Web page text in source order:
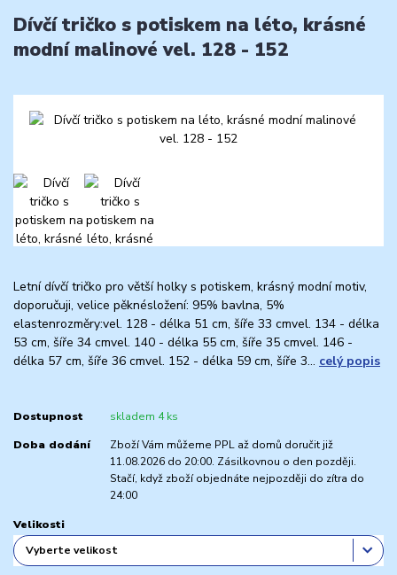
Dívčí tričko s potiskem na léto, krásné
modní malinové vel. 128 - 152
Letní dívčí tričko pro větší holky s potiskem, krásný modní motiv,
doporučuji, velice pěknésložení: 95% bavlna, 5%
elastenrozměry:vel. 128 - délka 51 cm, šíře 33 cmvel. 134 - délka
53 cm, šíře 34 cmvel. 140 - délka 55 cm, šíře 35 cmvel. 146 -
délka 57 cm, šíře 36 cmvel. 152 - délka 59 cm, šíře 3... celý popis
Dostupnost skladem 4 ks
Doba dodání
Zboží Vám můžeme PPL až domů doručit již
11.08.2026 do 20:00. Zásilkovnou o den později.
Stačí, když zboží objednáte nejpozději do zítra do
24:00
Velikosti